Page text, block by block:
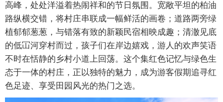
高峰，处处洋溢着热闹祥和的节日氛围。宽敞平坦的柏油
路纵横交错，将村庄串联成一幅鲜活的画卷；道路两旁绿
植郁郁葱葱，与错落有致的新颖民宿相映成趣；清澈见底
的低冚河穿村而过，孩子们在岸边嬉戏，游人的欢声笑语
不时在恬静的乡村小道上回荡。这个集红色记忆与绿色生
态于一体的村庄，正以独特的魅力，成为游客假期追寻红
色足迹、享受田园风光的热门之选。